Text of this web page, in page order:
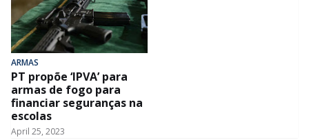
ARMAS
PT propõe ‘IPVA’ para
armas de fogo para
financiar seguranças na
escolas
April 25, 2023